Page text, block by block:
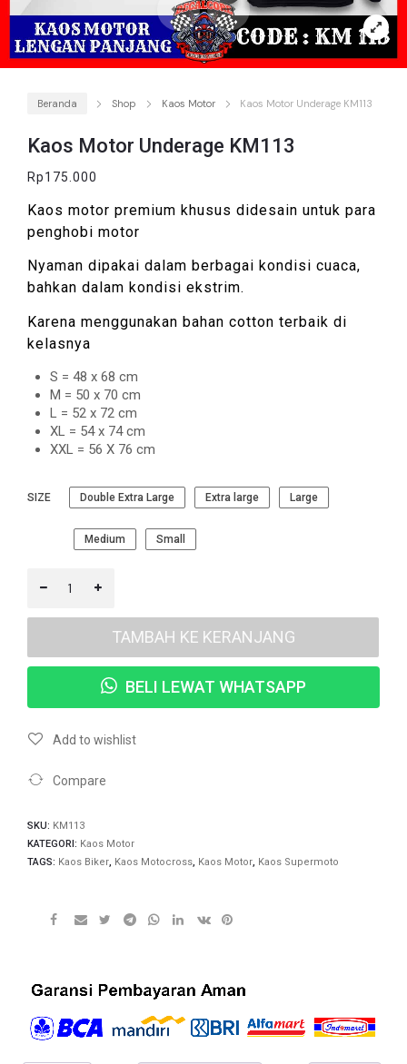
Beranda Shop Kaos Motor Kaos Motor Underage KM113
Kaos Motor Underage KM113
Rp175.000
Kaos motor premium khusus didesain untuk para
penghobi motor
Nyaman dipakai dalam berbagai kondisi cuaca,
bahkan dalam kondisi ekstrim.
Karena menggunakan bahan cotton terbaik di
kelasnya
S = 48 x 68 cm
M = 50 x 70 cm
L = 52 x 72 cm
XL = 54 x 74 cm
XXL = 56 X 76 cm
SIZE Double Extra Large Extra large Large
Medium Small
TAMBAH KE KERANJANG
BELI LEWAT WHATSAPP
Add to wishlist
Compare
SKU: KM113
KATEGORI: Kaos Motor
TAGS: Kaos Biker Kaos Motocross Kaos Motor Kaos Supermoto